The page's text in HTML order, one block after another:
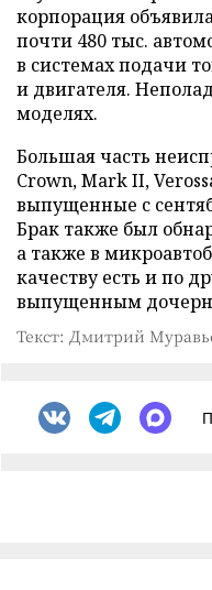
корпорация
почти 480 тыс.
в системах подачи
и двигателя.
моделях.
Большая часть
Crown, Mark II,
выпущенные с
Брак также был
а также в
качеству есть и по
выпущенным
Текст: Дмитрий